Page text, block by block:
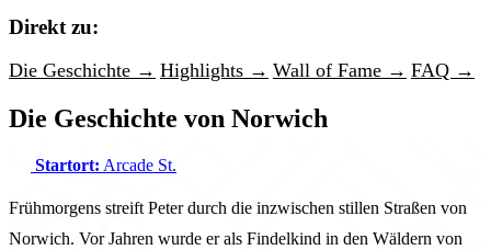
Direkt zu:
Die Geschichte → Highlights → Wall of Fame → FAQ →
Die Geschichte von Norwich
Startort: Arcade St.
Frühmorgens streift Peter durch die inzwischen stillen Straßen von
Norwich. Vor Jahren wurde er als Findelkind in den Wäldern von